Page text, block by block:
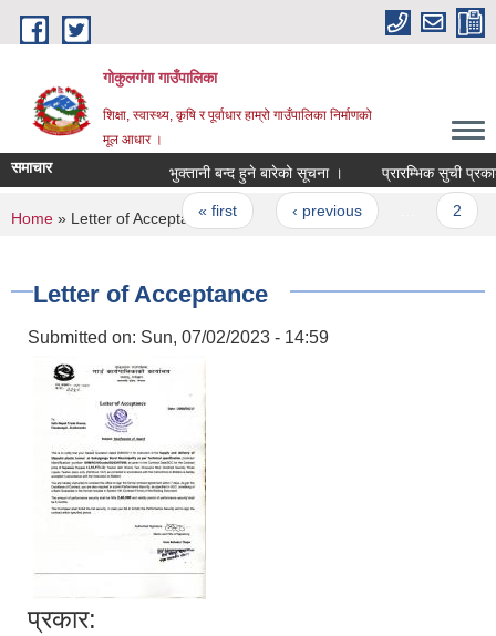
Skip to main content
गोकुलगंगा गाउँपालिका
शिक्षा, स्वास्थ्य, कृषि र पूर्वाधार हाम्रो गाउँपालिका निर्माणको
मूल आधार ।
समाचार भुक्तानी बन्द हुने बारेको सूचना । प्रारम्भिक सुची
Pages
« first ‹ previous
You are here
Home » Letter of Acceptance
Letter of Acceptance
Submitted on: Sun, 07/02/2023 - 14:59
प्रकार: